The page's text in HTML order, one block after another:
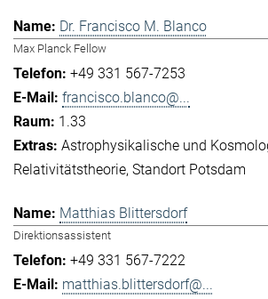
Dr. Francisco M. Blanco
Max Planck Fellow
+49 331 567-7253
francisco.blanco@...
1.33
Astrophysikalische und
Relativitätstheorie Standort Potsdam
Matthias Blittersdorf
Direktionsassistent
+49 331 567-7222
matthias.blittersdorf@...